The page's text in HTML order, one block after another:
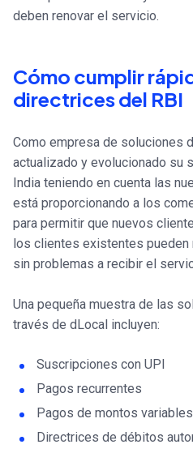
deben renovar el servicio.
Cómo cumplir
directrices del RBI
Como empresa de soluciones
actualizado y evolucionado su
India teniendo en cuenta las
está proporcionando a los
para permitir que nuevos
los clientes existentes pueden
sin problemas a recibir el
Una pequeña muestra de las
través de dLocal incluyen:
Suscripciones con UPI
Pagos recurrentes
Pagos de montos variables
Directrices de débitos